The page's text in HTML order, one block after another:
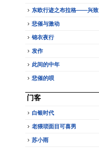
东欧行迹之布拉格——兴致
悲催与激动
锦衣夜行
发作
此间的中年
悲催的呗
门客
白银时代
老猥琐面目可喜男
苏小雨